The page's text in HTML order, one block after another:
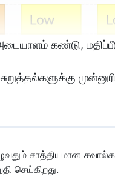
கண்டு,
சாத்தியமான
செய்கிறது.